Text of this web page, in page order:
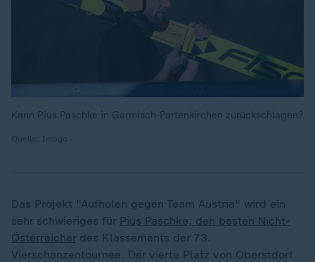
Kann Pius Paschke in Garmisch-Partenkirchen zurückschlagen?
Das Projekt "Aufholen gegen Team Austria" wird ein
sehr schwieriges für Pius Paschke, den besten Nicht-
Österreicher des Klassements der 73.
Vierschanzentournee. Der vierte Platz von Oberstdorf